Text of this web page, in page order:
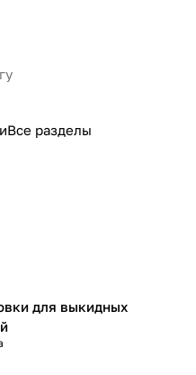
Все разделы
для выкидных